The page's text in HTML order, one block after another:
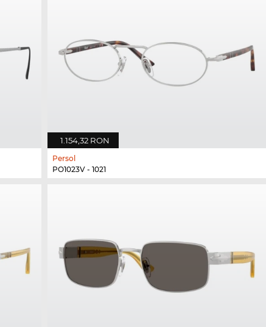
1.154,32 RON
Persol
PO1023V - 1021